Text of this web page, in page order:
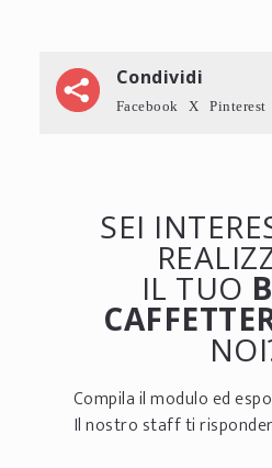
Condividi
Facebook X Pinterest
SEI
IL TUO
Compila il modulo ed
Il nostro staff ti